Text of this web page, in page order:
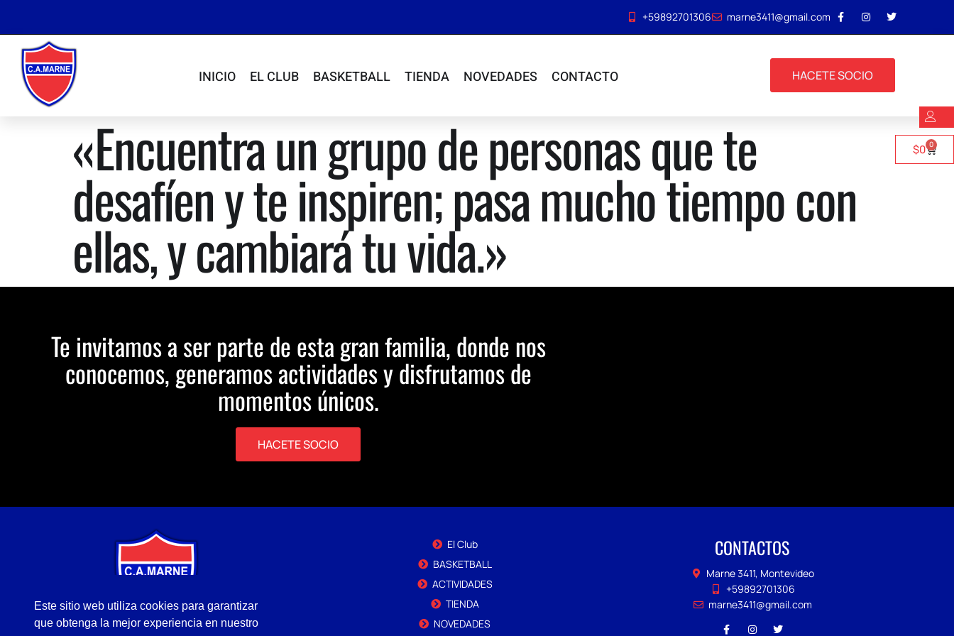
Este sitio web utiliza cookies para garantizar
que obtenga la mejor experiencia en nuestro
+59892701306 marne3411@gmail.com
INICIO EL CLUB BASKETBALL TIENDA NOVEDADES CONTACTO
$0 0
HACETE SOCIO
«Encuentra un grupo de personas que te
desafíen y te inspiren; pasa mucho tiempo con
ellas, y cambiará tu vida.»
Te invitamos a ser parte de esta gran familia, donde nos
conocemos, generamos actividades y disfrutamos de
momentos únicos.
HACETE SOCIO
El Club
BASKETBALL
ACTIVIDADES
TIENDA
NOVEDADES
CONTACTOS
Marne 3411, Montevideo
+59892701306
marne3411@gmail.com